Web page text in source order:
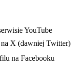
YouTube
X (dawniej Twitter)
na Facebooku